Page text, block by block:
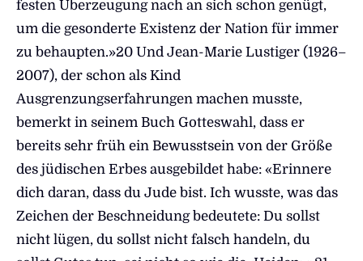
festen Überzeugung nach an sich schon genügt,
um die gesonderte Existenz der Nation für immer
zu behaupten.»20 Und Jean-Marie Lustiger (1926–
2007), der schon als Kind
Ausgrenzungserfahrungen machen musste,
bemerkt in seinem Buch Gotteswahl, dass er
bereits sehr früh ein Bewusstsein von der Größe
des jüdischen Erbes ausgebildet habe: «Erinnere
dich daran, dass du Jude bist. Ich wusste, was das
Zeichen der Beschneidung bedeutete: Du sollst
nicht lügen, du sollst nicht falsch handeln, du